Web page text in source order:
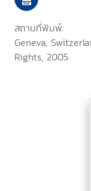
สถานที่พิมพ์:
Geneva,
Rights, 2005.